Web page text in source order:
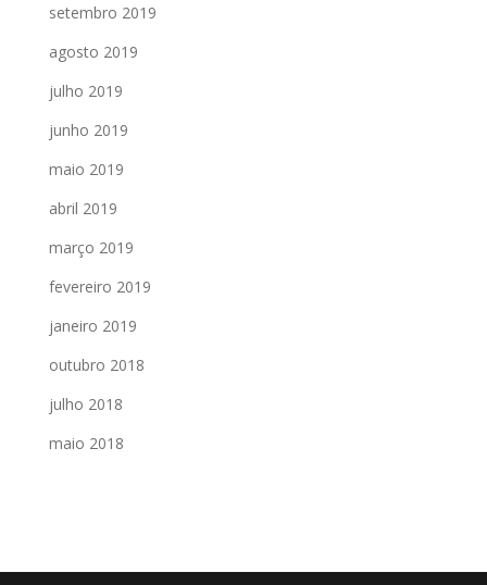
setembro 2019
agosto 2019
julho 2019
junho 2019
maio 2019
abril 2019
março 2019
fevereiro 2019
janeiro 2019
outubro 2018
julho 2018
maio 2018